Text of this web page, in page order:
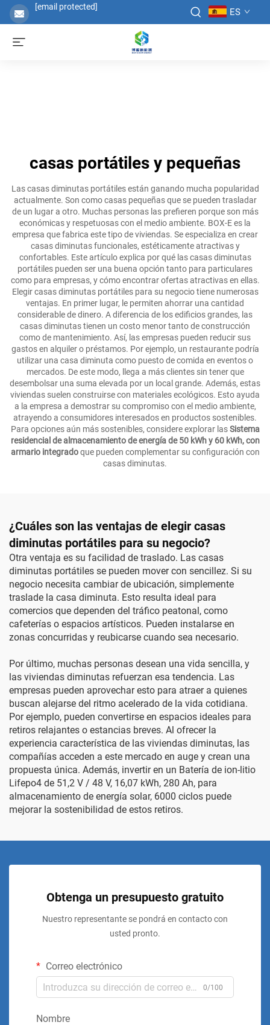
[email protected] ES
casas portátiles y pequeñas
Las casas diminutas portátiles están ganando mucha popularidad
actualmente. Son como casas pequeñas que se pueden trasladar
de un lugar a otro. Muchas personas las prefieren porque son más
económicas y respetuosas con el medio ambiente. BOX-E es la
empresa que fabrica este tipo de viviendas. Se especializa en crear
casas diminutas funcionales, estéticamente atractivas y
confortables. Este artículo explica por qué las casas diminutas
portátiles pueden ser una buena opción tanto para particulares
como para empresas, y cómo encontrar ofertas atractivas en ellas.
Elegir casas diminutas portátiles para su negocio tiene numerosas
ventajas. En primer lugar, le permiten ahorrar una cantidad
considerable de dinero. A diferencia de los edificios grandes, las
casas diminutas tienen un costo menor tanto de construcción
como de mantenimiento. Así, las empresas pueden reducir sus
gastos en alquiler o préstamos. Por ejemplo, un restaurante podría
utilizar una casa diminuta como puesto de comida en eventos o
mercados. De este modo, llega a más clientes sin tener que
desembolsar una suma elevada por un local grande. Además, estas
viviendas suelen construirse con materiales ecológicos. Esto ayuda
a la empresa a demostrar su compromiso con el medio ambiente,
atrayendo a consumidores interesados en productos sostenibles.
Para opciones aún más sostenibles, considere explorar lasSistema
residencial de almacenamiento de energía de 50 kWh y 60 kWh, con
armario integradoque pueden complementar su configuración con
casas diminutas.
¿Cuáles son las ventajas de elegir casas
diminutas portátiles para su negocio?
Otra ventaja es su facilidad de traslado. Las casas
diminutas portátiles se pueden mover con sencillez. Si su
negocio necesita cambiar de ubicación, simplemente
traslade la casa diminuta. Esto resulta ideal para
comercios que dependen del tráfico peatonal, como
cafeterías o espacios artísticos. Pueden instalarse en
zonas concurridas y reubicarse cuando sea necesario.
Por último, muchas personas desean una vida sencilla, y
las viviendas diminutas refuerzan esa tendencia. Las
empresas pueden aprovechar esto para atraer a quienes
buscan alejarse del ritmo acelerado de la vida cotidiana.
Por ejemplo, pueden convertirse en espacios ideales para
retiros relajantes o estancias breves. Al ofrecer la
experiencia característica de las viviendas diminutas, las
compañías acceden a este mercado en auge y crean una
propuesta única. Además, invertir en un Batería de ion-litio
Lifepo4 de 51,2 V / 48 V, 16,07 kWh, 280 Ah, para
almacenamiento de energía solar, 6000 ciclos puede
mejorar la sostenibilidad de estos retiros.
Obtenga un presupuesto gratuito
Nuestro representante se pondrá en contacto con
usted pronto.
Correo electrónico
0/100
Nombre